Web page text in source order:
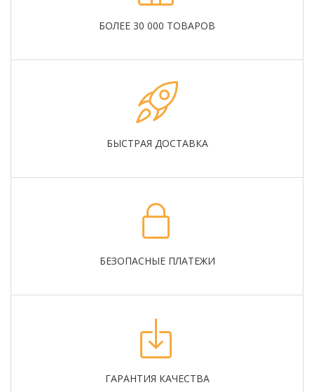
БОЛЕЕ 30 000 ТОВАРОВ
БЫСТРАЯ ДОСТАВКА
БЕЗОПАСНЫЕ ПЛАТЕЖИ
ГАРАНТИЯ КАЧЕСТВА